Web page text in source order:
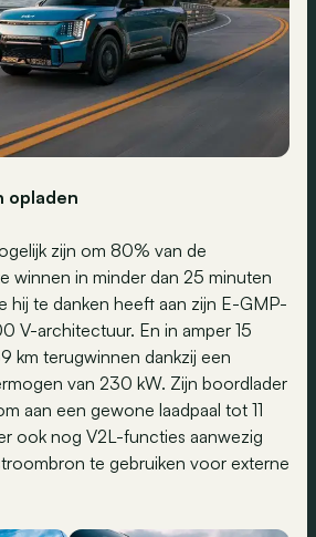
opladen
zijn om 80% van de
winnen in minder dan 25 minuten
hij te danken heeft aan zijn E-GMP-
V-architectuur. En in amper 15
km terugwinnen dankzij een
van 230 kW. Zijn boordlader
aan een gewone laadpaal tot 11
ook nog V2L-functies aanwezig
te gebruiken voor externe